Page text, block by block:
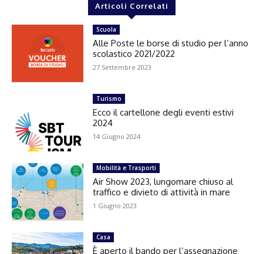
Articoli Correlati
Scuola
Alle Poste le borse di studio per l’anno
scolastico 2021/2022
27 Settembre 2023
Turismo
Ecco il cartellone degli eventi estivi
2024
14 Giugno 2024
Mobilità e Trasporti
Air Show 2023, lungomare chiuso al
traffico e divieto di attività in mare
1 Giugno 2023
Casa
È aperto il bando per l’assegnazione